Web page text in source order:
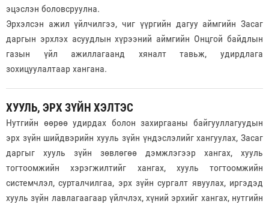
эцэслэн боловсруулна.
Эрхэлсэн ажил үйлчилгээ, чиг үүргийн дагуу аймгийн Засаг
даргын эрхлэх асуудлын хүрээний аймгийн Онцгой байдлын
газын үйл ажиллагаанд хяналт тавьж, удирдлага
зохицуулалтаар хангана.
ХУУЛЬ, ЭРХ ЗҮЙН ХЭЛТЭС
Нутгийн өөрөө удирдах болон захиргааны байгууллагуудын
эрх зүйн шийдвэрийн хууль зүйн үндэслэлийг хангуулах, Засаг
даргыг хууль зүйн зөвлөгөө дэмжлэгээр хангах, хууль
тогтоомжийн хэрэгжилтийг хангах, хууль тогтоомжийн
системчлэл, сурталчилгаа, эрх зүйн сургалт явуулах, иргэдэд
хууль зүйн лавлагаагаар үйлчлэх, хүний эрхийг хангах, нутгийн